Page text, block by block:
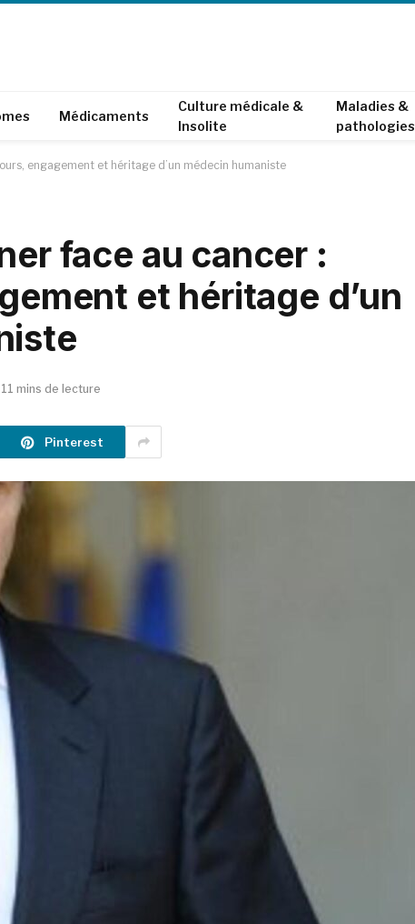
Médicaments
Culture médicale &
Insolite
Maladies &
pathologies
engagement et héritage d’un médecin humaniste
face au cancer :
et héritage d’un
11 mins de lecture
Pinterest